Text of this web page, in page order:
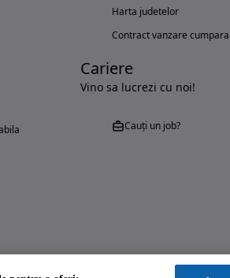
Harta judetelor
Contract vanzare
Cariere
Vino sa lucrezi cu noi!
Cauți un job?